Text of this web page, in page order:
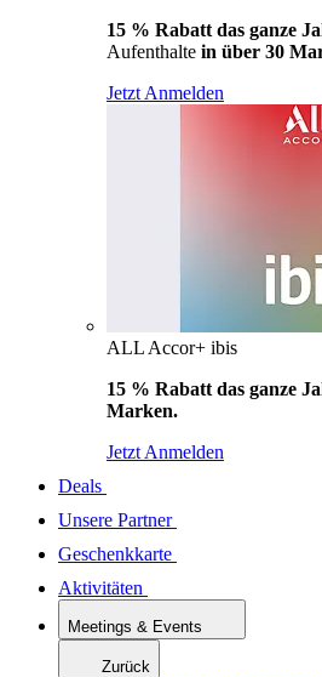
15 % Rabatt das ganze
Aufenthalte in über 30
Jetzt Anmelden
ALL Accor+ ibis
15 % Rabatt das ganze
Marken.
Jetzt Anmelden
Deals
Unsere Partner
Geschenkkarte
Aktivitäten
Meetings & Events
Zurück